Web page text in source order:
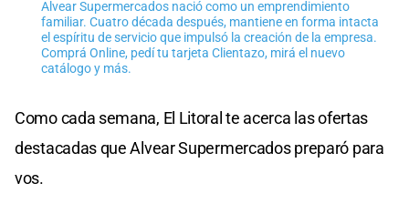
Alvear Supermercados nació como un emprendimiento
familiar. Cuatro década después, mantiene en forma intacta
el espíritu de servicio que impulsó la creación de la empresa.
Comprá Online, pedí tu tarjeta Clientazo, mirá el nuevo
catálogo y más.
Como cada semana, El Litoral te acerca las ofertas
destacadas que Alvear Supermercados preparó para
vos.